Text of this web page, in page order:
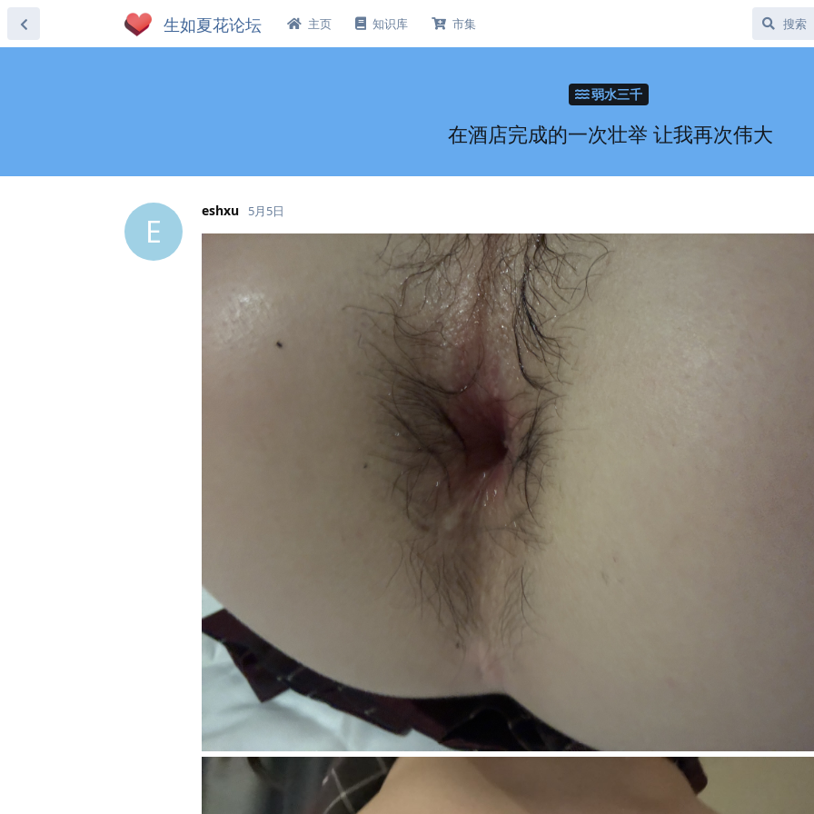
主页 知识库 市集
弱水三千
在酒店完成的一次壮举 让我再次伟大
E
eshxu 5月5日